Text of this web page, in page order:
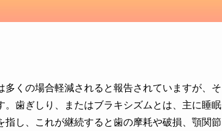
くの場合軽減されると報告されていますが、そ
歯ぎしり、またはブラキシズムとは、主に睡眠
し、これが継続すると歯の摩耗や破損、顎関節